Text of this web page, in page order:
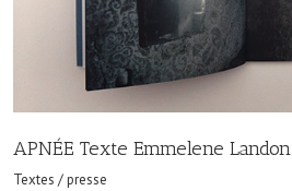
APNÉE Texte Emmelene Landon
Textes / presse